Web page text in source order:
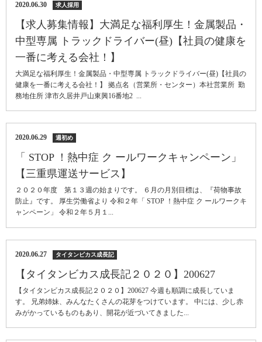
2020.06.30 求人採用
【求人募集情報】大満足な福利厚生！金属製品・
中型専属 トラックドライバー(昼)【社員の健康を
一番に考える会社！】
大満足な福利厚生！金属製品・中型専属 トラックドライバー(昼)【社員の
健康を一番に考える会社！】 拠点名（営業所・センター）本社営業所 勤
務地住所 津市久居井戸山東興16番地2 ...
2020.06.29 週初め
「 STOP ！熱中症 ク ールワークキャンペーン」
【三重県運送サービス】
２０２０年度 第１３週の始まりです。 ６月の月別目標は、『荷物事故
防止』です。 厚生労働省より 令和２年「 STOP ！熱中症 ク ールワークキ
ャンペーン」 令和２年５月１...
2020.06.27 タイタンビカス成長記
【タイタンビカス成長記２０２０】200627
【タイタンビカス成長記２０２０】200627 今週も順調に成長していま
す。 兄弟姉妹、みんなたくさんの花芽をつけています。 中には、少し赤
みがかっているものもあり、開花が近づいてきました...